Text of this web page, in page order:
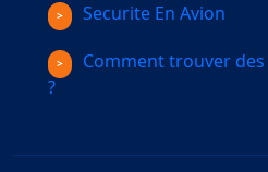
Securite En Avion
Comment trouver
?